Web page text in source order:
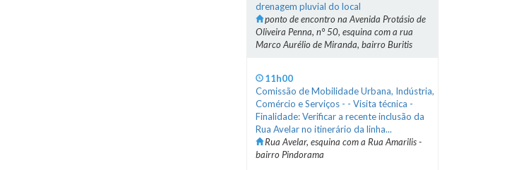
drenagem pluvial do local
ponto de encontro na Avenida Protásio de
Oliveira Penna, n° 50, esquina com a rua
Marco Aurélio de Miranda, bairro Buritis
11h00
Comissão de Mobilidade Urbana, Indústria,
Comércio e Serviços - - Visita técnica -
Finalidade: Verificar a recente inclusão da
Rua Avelar no itinerário da linha...
Rua Avelar, esquina com a Rua Amarilis -
bairro Pindorama